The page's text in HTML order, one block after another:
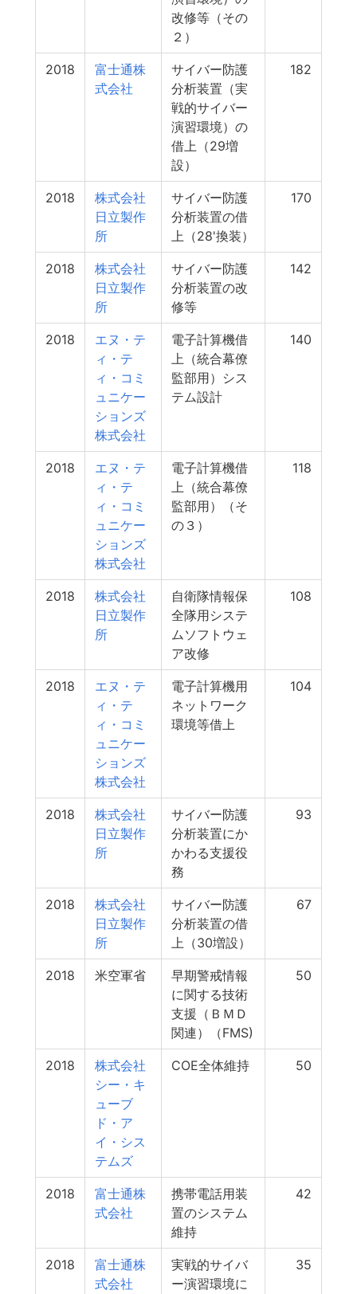
改修等（その
２）
2018
富士通株
式会社
サイバー防護
分析装置（実
戦的サイバー
演習環境）の
借上（29増
設）
182
2018
株式会社
日立製作
所
サイバー防護
分析装置の借
上（28'換装）
170
2018
株式会社
日立製作
所
サイバー防護
分析装置の改
修等
142
2018
エヌ・テ
ィ・テ
ィ・コミ
ュニケー
ションズ
株式会社
電子計算機借
上（統合幕僚
監部用）シス
テム設計
140
2018
エヌ・テ
ィ・テ
ィ・コミ
ュニケー
ションズ
株式会社
電子計算機借
上（統合幕僚
監部用）（そ
の３）
118
2018
株式会社
日立製作
所
自衛隊情報保
全隊用システ
ムソフトウェ
ア改修
108
2018
エヌ・テ
ィ・テ
ィ・コミ
ュニケー
ションズ
株式会社
電子計算機用
ネットワーク
環境等借上
104
2018
株式会社
日立製作
所
サイバー防護
分析装置にか
かわる支援役
務
93
2018
株式会社
日立製作
所
サイバー防護
分析装置の借
上（30増設）
67
2018 米空軍省
早期警戒情報
に関する技術
支援（ＢＭＤ
関連）（FMS)
50
2018
株式会社
シー・キ
ューブ
ド・ア
イ・シス
テムズ
COE全体維持 50
2018
富士通株
式会社
携帯電話用装
置のシステム
維持
42
2018
富士通株
式会社
実戦的サイバ
ー演習環境に
35